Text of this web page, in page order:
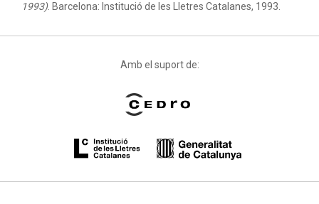
1993). Barcelona: Institució de les Lletres Catalanes, 1993.
Amb el suport de: